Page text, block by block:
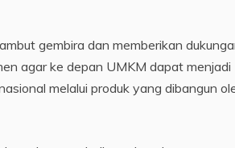
gembira dan memberikan
agar ke depan UMKM dapat menjadi
melalui produk yang dibangun